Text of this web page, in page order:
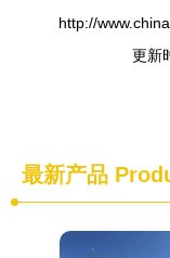
http://
更新
最新产品